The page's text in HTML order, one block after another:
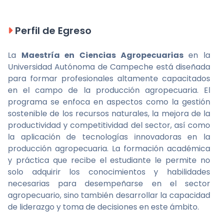
Perfil de Egreso
La Maestría en Ciencias Agropecuariasen la
Universidad Autónoma de Campeche está diseñada
para formar profesionales altamente capacitados
en el campo de la producción agropecuaria. El
programa se enfoca en aspectos como la gestión
sostenible de los recursos naturales, la mejora de la
productividad y competitividad del sector, así como
la aplicación de tecnologías innovadoras en la
producción agropecuaria. La formación académica
y práctica que recibe el estudiante le permite no
solo adquirir los conocimientos y habilidades
necesarias para desempeñarse en el sector
agropecuario, sino también desarrollar la capacidad
de liderazgo y toma de decisiones en este ámbito.